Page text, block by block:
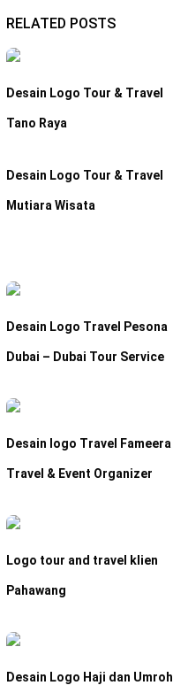
RELATED POSTS
Desain Logo Tour & Travel
Tano Raya
Desain Logo Tour & Travel
Mutiara Wisata
Desain Logo Travel Pesona
Dubai – Dubai Tour Service
Desain logo Travel Fameera
Travel & Event Organizer
Logo tour and travel klien
Pahawang
Desain Logo Haji dan Umroh